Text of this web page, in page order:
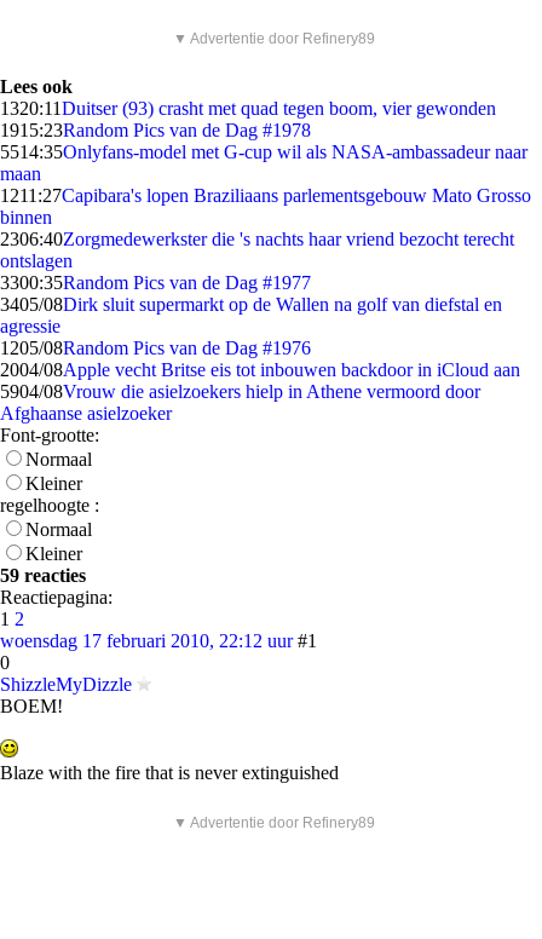
▼ Advertentie door Refinery89
Lees ook
1320:11Duitser (93) crasht met quad tegen boom, vier gewonden
1915:23Random Pics van de Dag #1978
5514:35Onlyfans-model met G-cup wil als NASA-ambassadeur naar
maan
1211:27Capibara's lopen Braziliaans parlementsgebouw Mato Grosso
binnen
2306:40Zorgmedewerkster die 's nachts haar vriend bezocht terecht
ontslagen
3300:35Random Pics van de Dag #1977
3405/08Dirk sluit supermarkt op de Wallen na golf van diefstal en
agressie
1205/08Random Pics van de Dag #1976
2004/08Apple vecht Britse eis tot inbouwen backdoor in iCloud aan
5904/08Vrouw die asielzoekers hielp in Athene vermoord door
Afghaanse asielzoeker
Font-grootte:
Normaal
Kleiner
regelhoogte :
Normaal
Kleiner
59 reacties
Reactiepagina:
1 2
woensdag 17 februari 2010, 22:12 uur #1
0
ShizzleMyDizzle
BOEM!
Blaze with the fire that is never extinguished
▼ Advertentie door Refinery89